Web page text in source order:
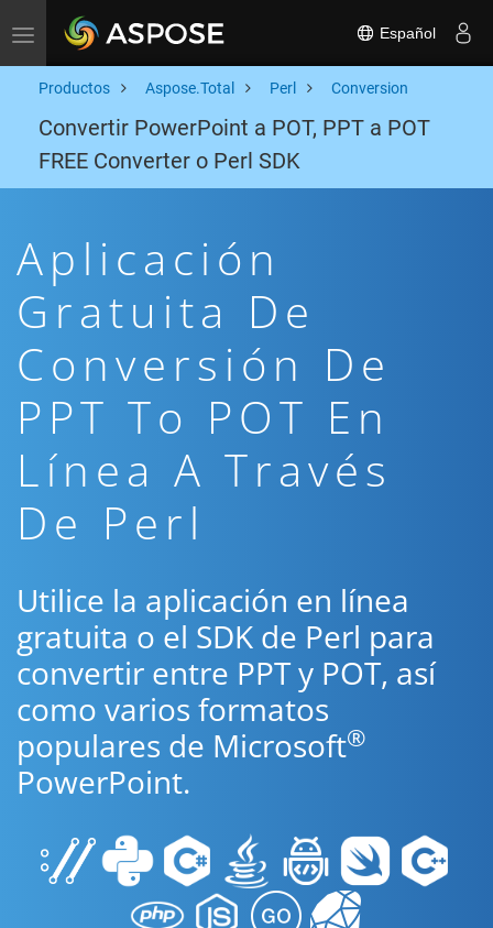
Toggle navigation Español
Productos Aspose.Total Perl Conversion
Convertir PowerPoint a POT, PPT a POT
FREE Converter o Perl SDK
Aplicación
Gratuita De
Conversión De
PPT To POT En
Línea A Través
De Perl
Utilice la aplicación en línea
gratuita o el SDK de Perl para
convertir entre PPT y POT, así
como varios formatos
populares de Microsoft®
PowerPoint.